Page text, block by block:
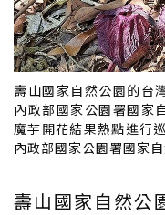
壽山國家自然公園的台
內政部國家公園署國家
魔芋開花結果熱點進行
內政部國家公園署國家
壽山國家自然公